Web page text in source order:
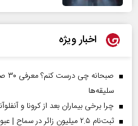
اخبار ویژه
سلیقه‌ها
چرا برخی بیماران بعد از کرونا و
ثبت‌نام ۲.۵ میلیون زائر در سماح | عبور ۱.۷ میلیون نفر از مرز‌های اربعین